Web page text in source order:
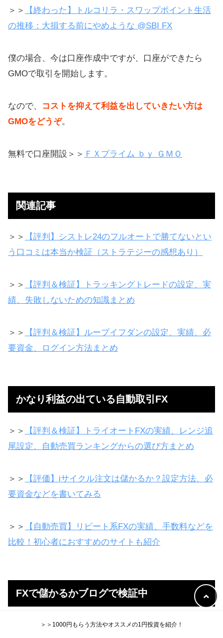
＞＞
【終わった】トルコリラ・スワップポイント生活
の推移：大損する前にやめような @SBI FX
僕の場合、今は口座作成中ですが、口座ができたら
GMOで取引を開始します。
なので、
コストを抑えて利益を出していきたい方は
GMOをどうぞ。
無料で口座開設＞＞ ＦＸプライム ｂｙ ＧＭＯ
関連記事
＞＞
【評判】シストレ24のフルオートで勝てないとい
う口コミは本当か検証（ストラテジーの感想あり）
＞＞
【評判＆検証】トラッキングトレードの設定、実
績、失敗しないための知識まとめ
＞＞
【評判＆検証】ループイフダンの設定、実績、必
要資金、ログイン方法まとめ
かなり利益の出ている自動取引FX
＞＞
【評判＆検証】トライオートFXの実績、レンジ追
尾設定、自動売買ランキングからの選び方まとめ
＞＞
【評価】iサイクル注文は儲かるか？設定方法、必
要資金などを書いてみる
＞＞
【自動売買】リピート系FXの実績、手数料などを
比較！初心者におすすめのサイトも紹介
FXで儲かるかブログで検証中
FX初心者におすすめのやり方を紹介！失敗しない
＞＞1000円もらう方法やオススメの1円投資を紹介！